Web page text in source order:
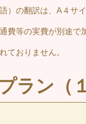
）の翻訳は、A４サ
費等の実費が別途で
ておりません。
ラン（